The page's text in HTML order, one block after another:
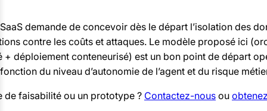
demande de concevoir dès le départ l’isolation des
contre les coûts et attaques. Le modèle proposé ici
déploiement conteneurisé) est un bon point de départ
du niveau d’autonomie de l’agent et du risque
de faisabilité ou un prototype ? Contactez-nous ou